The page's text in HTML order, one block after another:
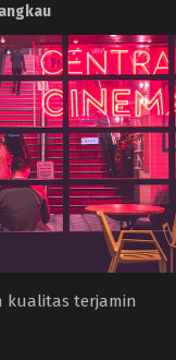
kualitas terjamin